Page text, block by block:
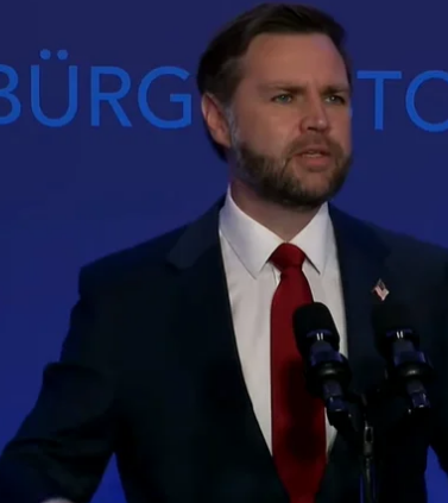
Білий дім / Скриншот
Ді Венс заявив, що якщо заморожені
мають піти на користь іранському народу,
час преспідходу за підсумками
раунду переговорів у Швейцарії
координаційний механізм, аби
протоки й звернення до переговорів у
створити щодо запобігання
інспекторів МАГАТЕ назад до
питання щодо ядерної зброї в Ірані;
наступних технічних переговорів,